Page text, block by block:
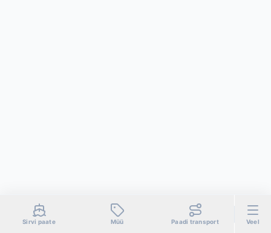
Sirvi paate Müü Paadi transport Veel